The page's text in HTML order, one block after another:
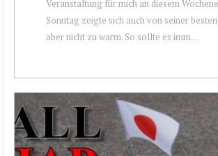
Veranstaltung für mich an diesem
Sonntag zeigte sich auch von seiner
aber nicht zu warm. So sollte es imm...